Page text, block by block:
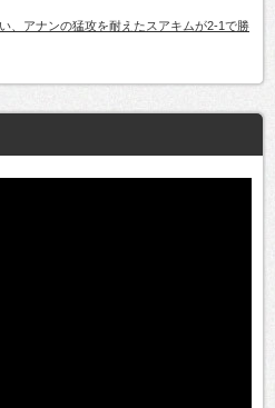
、アナンの猛攻を耐えたスアキムが2-1で勝